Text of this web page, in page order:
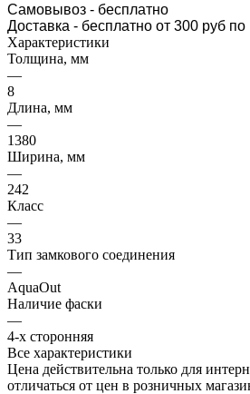
Самовывоз - бесплатно
Доставка - бесплатно от 300 руб по
Характеристики
Толщина, мм
—
8
Длина, мм
—
1380
Ширина, мм
—
242
Класс
—
33
Тип замкового соединения
—
AquaOut
Наличие фаски
—
4-х сторонняя
Все характеристики
Цена действительна только для
отличаться от цен в розничных